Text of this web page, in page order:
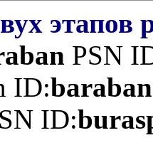
этапов
PSN
ID:baraban
ID: